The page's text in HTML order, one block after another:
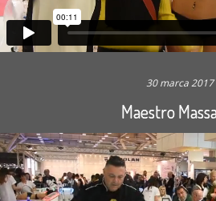
30 marca 2017
Maestro